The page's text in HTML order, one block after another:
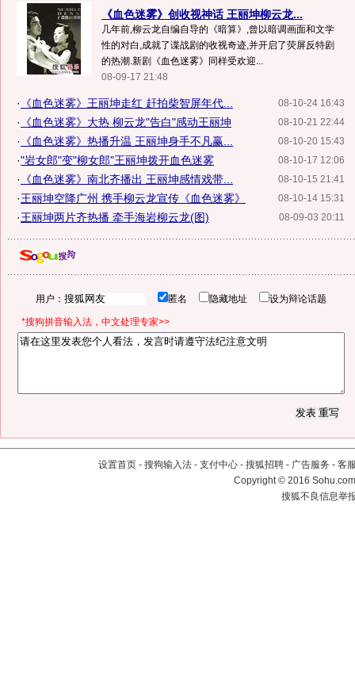
《血色迷雾》创收视神话 王丽坤柳云龙...
几年前,柳云龙自编自导的《暗算》,曾以暗调画面和文学
性的对白,成就了谍战剧的收视奇迹,并开启了荧屏反特剧
的热潮.新剧《血色迷雾》同样受欢迎...
08-09-17 21:48
08-10-24 16:43
· 《血色迷雾》王丽坤走红 赶拍柴智屏年代...
08-10-21 22:44
· 《血色迷雾》大热 柳云龙"告白"感动王丽坤
08-10-20 15:43
· 《血色迷雾》热播升温 王丽坤身手不凡赢...
08-10-17 12:06
·"岩女郎"变"柳女郎"王丽坤拨开血色迷雾
08-10-15 21:41
· 《血色迷雾》南北齐播出 王丽坤感情戏带...
08-10-14 15:31
·王丽坤空降广州 携手柳云龙宣传《血色迷雾》
08-09-03 20:11
·王丽坤两片齐热播 牵手海岩柳云龙(图)
用户： 匿名 隐藏地址 设为辩论话题
*搜狗拼音输入法，中文处理专家>>
设置首页 - 搜狗输入法 - 支付中心 - 搜狐招聘 - 广告服务 - 客
Copyright©2016
搜狐不良信息举